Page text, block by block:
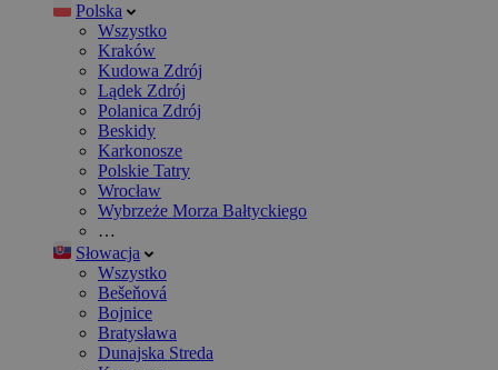
Polska
Wszystko
Kraków
Kudowa Zdrój
Lądek Zdrój
Polanica Zdrój
Beskidy
Karkonosze
Polskie Tatry
Wrocław
Wybrzeże Morza Bałtyckiego
…
Słowacja
Wszystko
Bešeňová
Bojnice
Bratysława
Dunajska Streda